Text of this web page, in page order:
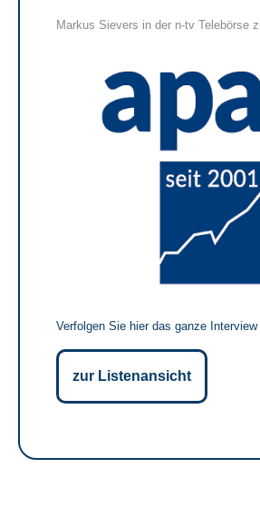
Markus Sievers in der n-tv Telebörse
Verfolgen Sie hier das ganze
zur Listenansicht